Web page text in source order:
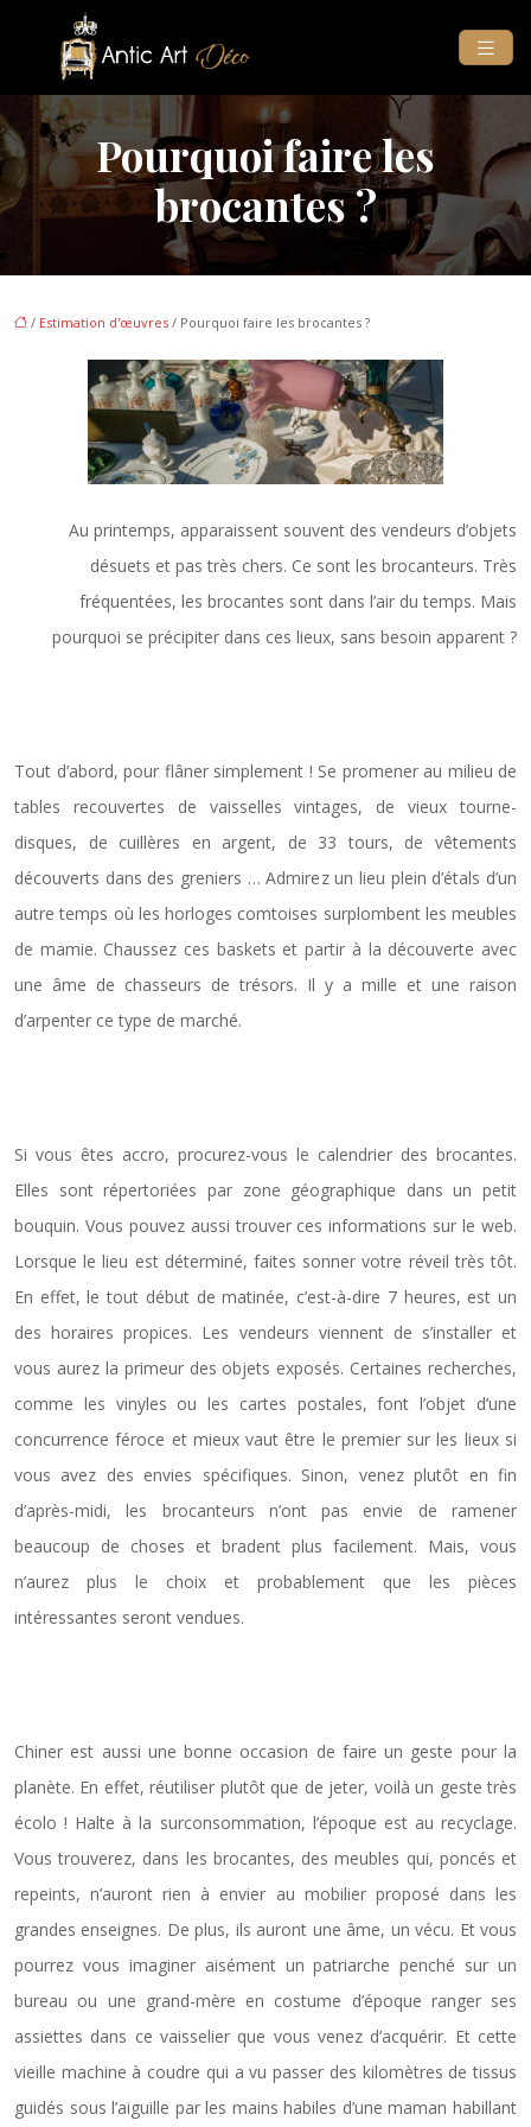
Pourquoi faire les
brocantes ?
/ Estimation d'œuvres / Pourquoi faire les brocantes ?
Au printemps, apparaissent souvent des vendeurs d’objets
désuets et pas très chers. Ce sont les brocanteurs. Très
fréquentées, les brocantes sont dans l’air du temps. Mais
pourquoi se précipiter dans ces lieux, sans besoin apparent ?
Tout d’abord, pour flâner simplement ! Se promener au milieu de
tables recouvertes de vaisselles vintages, de vieux tourne-
disques, de cuillères en argent, de 33 tours, de vêtements
découverts dans des greniers … Admirez un lieu plein d’étals d’un
autre temps où les horloges comtoises surplombent les meubles
de mamie. Chaussez ces baskets et partir à la découverte avec
une âme de chasseurs de trésors. Il y a mille et une raison
d’arpenter ce type de marché.
Si vous êtes accro, procurez-vous le calendrier des brocantes.
Elles sont répertoriées par zone géographique dans un petit
bouquin. Vous pouvez aussi trouver ces informations sur le web.
Lorsque le lieu est déterminé, faites sonner votre réveil très tôt.
En effet, le tout début de matinée, c’est-à-dire 7 heures, est un
des horaires propices. Les vendeurs viennent de s’installer et
vous aurez la primeur des objets exposés. Certaines recherches,
comme les vinyles ou les cartes postales, font l’objet d’une
concurrence féroce et mieux vaut être le premier sur les lieux si
vous avez des envies spécifiques. Sinon, venez plutôt en fin
d’après-midi, les brocanteurs n’ont pas envie de ramener
beaucoup de choses et bradent plus facilement. Mais, vous
n’aurez plus le choix et probablement que les pièces
intéressantes seront vendues.
Chiner est aussi une bonne occasion de faire un geste pour la
planète. En effet, réutiliser plutôt que de jeter, voilà un geste très
écolo ! Halte à la surconsommation, l’époque est au recyclage.
Vous trouverez, dans les brocantes, des meubles qui, poncés et
repeints, n’auront rien à envier au mobilier proposé dans les
grandes enseignes. De plus, ils auront une âme, un vécu. Et vous
pourrez vous imaginer aisément un patriarche penché sur un
bureau ou une grand-mère en costume d’époque ranger ses
assiettes dans ce vaisselier que vous venez d’acquérir. Et cette
vieille machine à coudre qui a vu passer des kilomètres de tissus
guidés sous l’aiguille par les mains habiles d’une maman habillant